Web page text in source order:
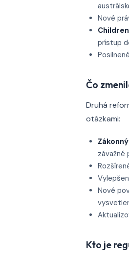
Nové
prístup
Čo
Druhá
otázkami:
závažné
Nové
Kto je